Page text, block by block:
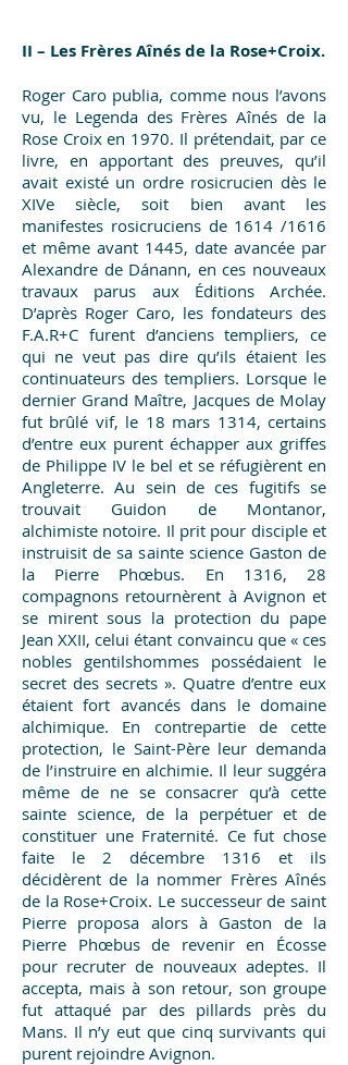
II – Les Frères Aînés de la Rose+Croix.
Roger Caro publia, comme nous l’avons
vu, le Legenda des Frères Aînés de la
Rose Croix en 1970. Il prétendait, par ce
livre, en apportant des preuves, qu’il
avait existé un ordre rosicrucien dès le
XIVe siècle, soit bien avant les
manifestes rosicruciens de 1614 /1616
et même avant 1445, date avancée par
Alexandre de Dánann, en ces nouveaux
travaux parus aux Éditions Archée.
D’après Roger Caro, les fondateurs des
F.A.R+C furent d’anciens templiers, ce
qui ne veut pas dire qu’ils étaient les
continuateurs des templiers. Lorsque le
dernier Grand Maître, Jacques de Molay
fut brûlé vif, le 18 mars 1314, certains
d’entre eux purent échapper aux griffes
de Philippe IV le bel et se réfugièrent en
Angleterre. Au sein de ces fugitifs se
trouvait Guidon de Montanor,
alchimiste notoire. Il prit pour disciple et
instruisit de sa sainte science Gaston de
la Pierre Phœbus. En 1316, 28
compagnons retournèrent à Avignon et
se mirent sous la protection du pape
Jean XXII, celui étant convaincu que « ces
nobles gentilshommes possédaient le
secret des secrets ». Quatre d’entre eux
étaient fort avancés dans le domaine
alchimique. En contrepartie de cette
protection, le Saint-Père leur demanda
de l’instruire en alchimie. Il leur suggéra
même de ne se consacrer qu’à cette
sainte science, de la perpétuer et de
constituer une Fraternité. Ce fut chose
faite le 2 décembre 1316 et ils
décidèrent de la nommer Frères Aînés
de la Rose+Croix. Le successeur de saint
Pierre proposa alors à Gaston de la
Pierre Phœbus de revenir en Écosse
pour recruter de nouveaux adeptes. Il
accepta, mais à son retour, son groupe
fut attaqué par des pillards près du
Mans. Il n’y eut que cinq survivants qui
purent rejoindre Avignon.